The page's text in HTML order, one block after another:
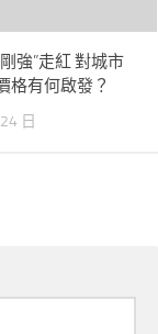
強”走紅 對城市
格有何啟發？
日